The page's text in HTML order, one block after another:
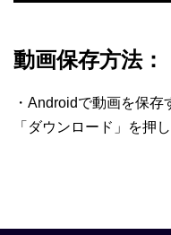
動画保存方法：
・Androidで動画を保
「ダウンロード」を押